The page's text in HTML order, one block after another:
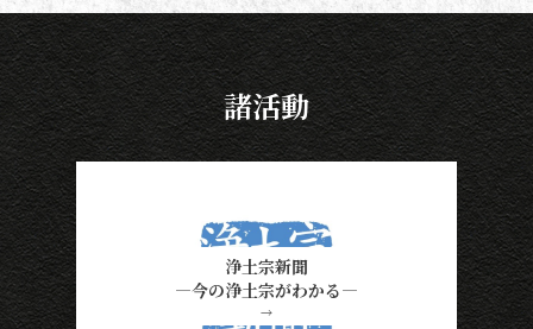
諸活動
浄土宗新聞
―今の浄土宗がわかる―
→